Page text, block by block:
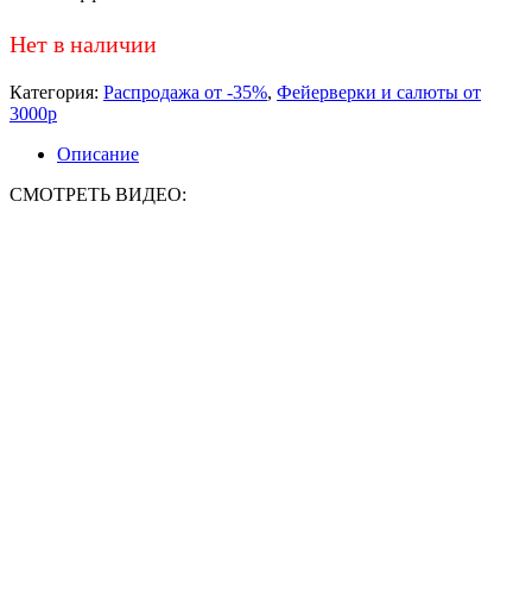
Нет в наличии
Категория: Распродажа от -35%, Фейерверки и салюты от
3000р
Описание
СМОТРЕТЬ ВИДЕО: